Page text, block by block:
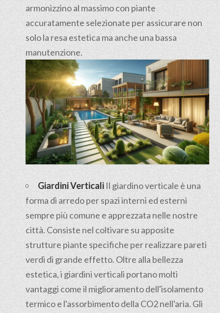
armonizzino al massimo con piante
accuratamente selezionate per assicurare non
solo la resa estetica ma anche una bassa
manutenzione.
Giardini VerticaliIl giardino verticale è una
forma di arredo per spazi interni ed esterni
sempre più comune e apprezzata nelle nostre
città. Consiste nel coltivare su apposite
strutture piante specifiche per realizzare pareti
verdi di grande effetto. Oltre alla bellezza
estetica, i giardini verticali portano molti
vantaggi come il miglioramento dell'isolamento
termico e l'assorbimento della CO2 nell'aria. Gli